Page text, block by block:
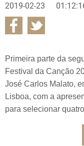
2019-02-23
Primeira parte da
Festival da Canção
José Carlos Malato,
Lisboa, com a
para selecionar